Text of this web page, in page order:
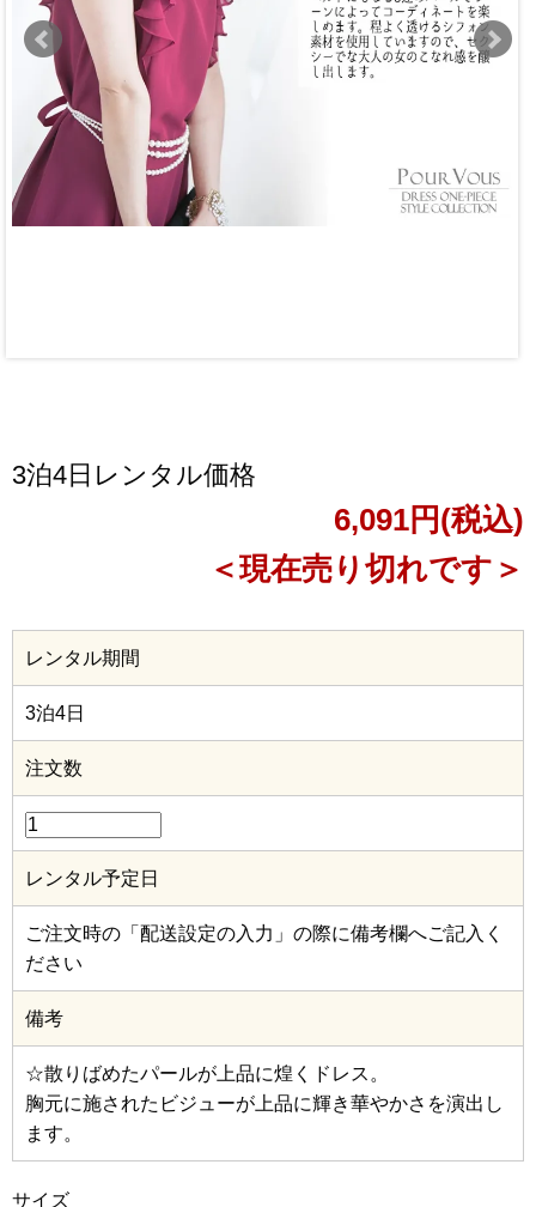
3泊4日レンタル価格
6,091円(税込)
＜現在売り切れです＞
レンタル期間
3泊4日
注文数
レンタル予定日
ご注文時の「配送設定の入力」の際に備考欄へご記入く
ださい
備考
☆散りばめたパールが上品に煌くドレス。
胸元に施されたビジューが上品に輝き華やかさを演出し
ます。
サイズ